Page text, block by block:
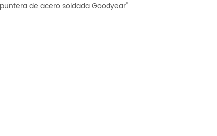
de acero soldada Goodyear"